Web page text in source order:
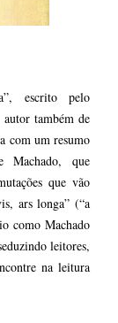
escrito pelo
também de
com um resumo
Machado, que
que vão
ars longa” (“a
como Machado
leitores,
na leitura